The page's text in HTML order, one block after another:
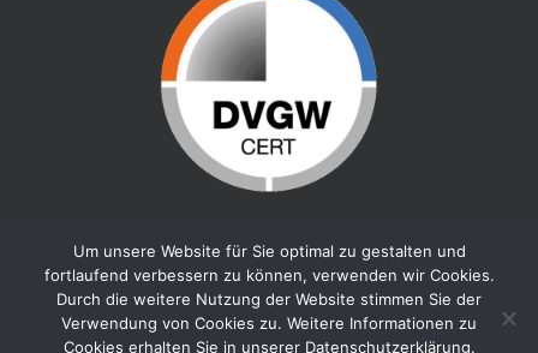
© 2026 HÖCKER INDUSTRIESERVICE. | DATENSCHUTZ|IMPRESSUM
Um unsere Website für Sie optimal zu gestalten und
fortlaufend verbessern zu können, verwenden wir Cookies.
Durch die weitere Nutzung der Website stimmen Sie der
Verwendung von Cookies zu. Weitere Informationen zu
Cookies erhalten Sie in unserer Datenschutzerklärung.